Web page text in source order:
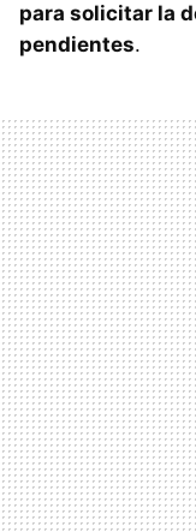
para solicitar la
pendientes.